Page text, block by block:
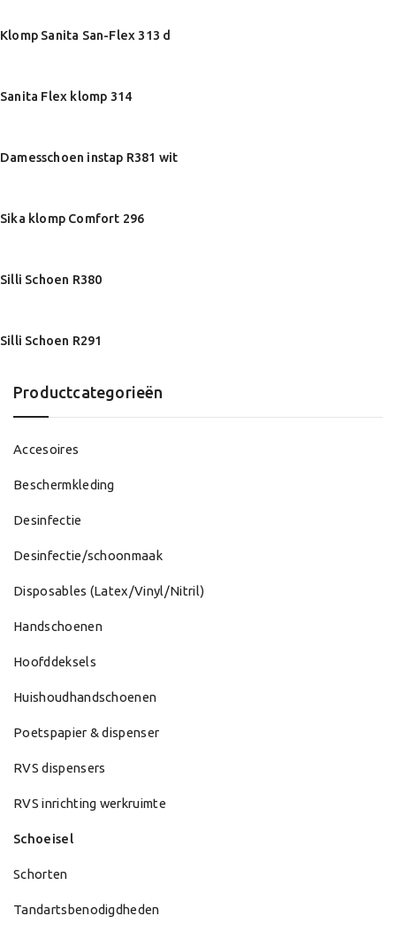
Productcategorieën
Accesoires
Beschermkleding
Desinfectie
Desinfectie/schoonmaak
Disposables (Latex/Vinyl/Nitril)
Handschoenen
Hoofddeksels
Huishoudhandschoenen
Poetspapier & dispenser
RVS dispensers
RVS inrichting werkruimte
Schoeisel
Schorten
Tandartsbenodigdheden
Klomp Sanita San-Flex 313 d
Sanita Flex klomp 314
Damesschoen instap R381 wit
Sika klomp Comfort 296
Silli Schoen R380
Silli Schoen R291